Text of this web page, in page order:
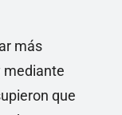
más
mediante
que